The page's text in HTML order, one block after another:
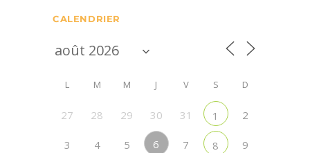
CALENDRIER
L M M J V S D
27 28 29 30 31 1 2
3 4 5 6 7 8 9